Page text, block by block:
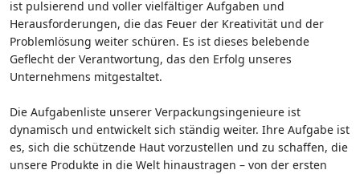
ist pulsierend und voller vielfältiger Aufgaben und
Herausforderungen, die das Feuer der Kreativität und der
Problemlösung weiter schüren. Es ist dieses belebende
Geflecht der Verantwortung, das den Erfolg unseres
Unternehmens mitgestaltet.
Die Aufgabenliste unserer Verpackungsingenieure ist
dynamisch und entwickelt sich ständig weiter. Ihre Aufgabe ist
es, sich die schützende Haut vorzustellen und zu schaffen, die
unsere Produkte in die Welt hinaustragen – von der ersten